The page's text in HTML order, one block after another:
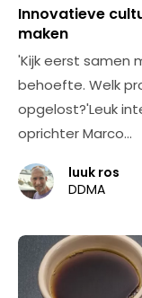
Innovatieve
maken
'Kijk eerst samen
behoefte. Welk
opgelost?'Leuk
oprichter Marco…
luuk ros
DDMA